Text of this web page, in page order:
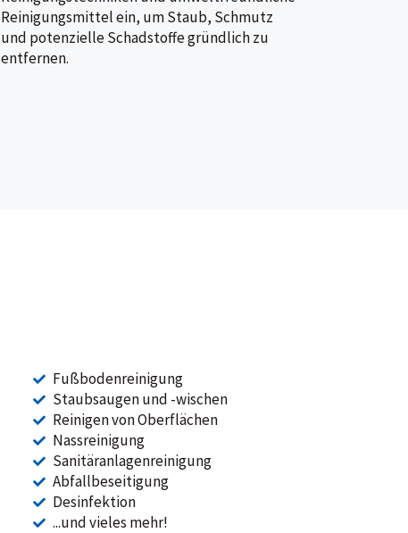
Reinigungsmittel ein, um Staub, Schmutz
und potenzielle Schadstoffe gründlich zu
entfernen.
Fußbodenreinigung
Staubsaugen und -wischen
Reinigen von Oberflächen
Nassreinigung
Sanitäranlagenreinigung
Abfallbeseitigung
Desinfektion
...und vieles mehr!